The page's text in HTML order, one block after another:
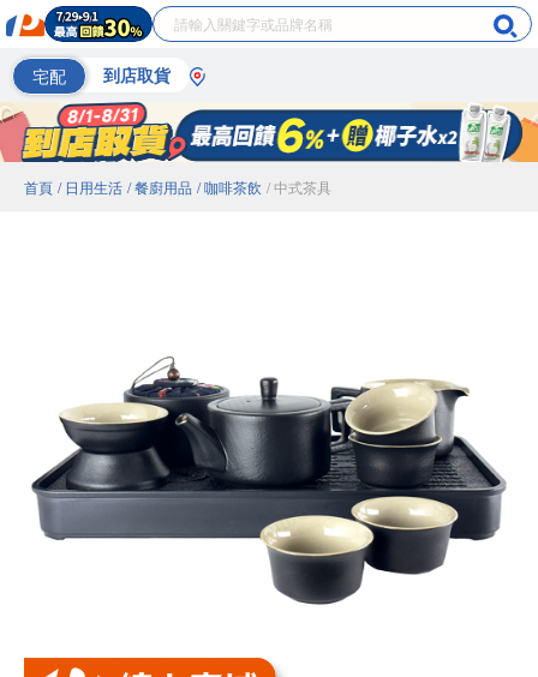
宅配 到店取貨
首頁 / 日用生活 / 餐廚用品 / 咖啡茶飲 / 中式茶具